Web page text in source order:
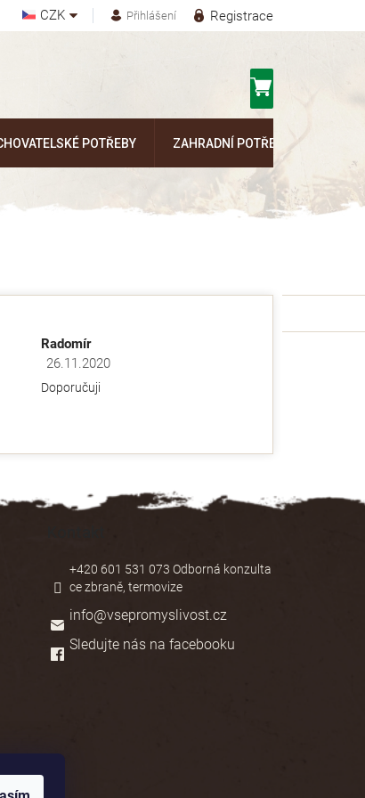
CZK Registrace
Přihlášení
POTŘEBY ZAHRADNÍ POTŘEBY
Radomír
Hodnocení obchodu je 5 z 5 hvězdiček.
26.11.2020
Doporučuji
info@vsepromyslivost.cz
+420 601 531 073 Odborná konzulta
ce zbraně, termovize
Sledujte nás na facebooku